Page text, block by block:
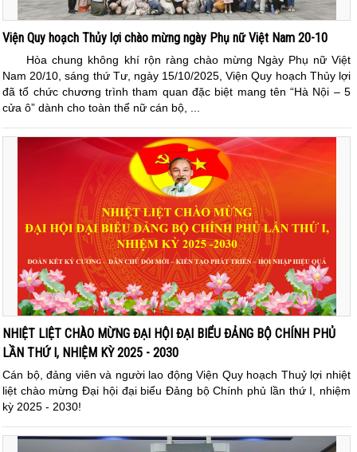
Viện Quy hoạch Thủy lợi chào mừng ngày Phụ nữ Việt Nam 20-10
Hòa chung không khí rộn ràng chào mừng Ngày Phụ nữ Việt
Nam 20/10, sáng thứ Tư, ngày 15/10/2025, Viện Quy hoạch Thủy lợi
đã tổ chức chương trình tham quan đặc biệt mang tên “Hà Nội – 5
cửa ô” dành cho toàn thể nữ cán bộ, ...
NHIỆT LIỆT CHÀO MỪNG ĐẠI HỘI ĐẠI BIỂU ĐẢNG BỘ CHÍNH PHỦ
LẦN THỨ I, NHIỆM KỲ 2025 - 2030
Cán bộ, đảng viên và người lao động Viện Quy hoạch Thuỷ lợi nhiệt
liệt chào mừng Đại hội đại biểu Đảng bộ Chính phủ lần thứ I, nhiệm
kỳ 2025 - 2030!